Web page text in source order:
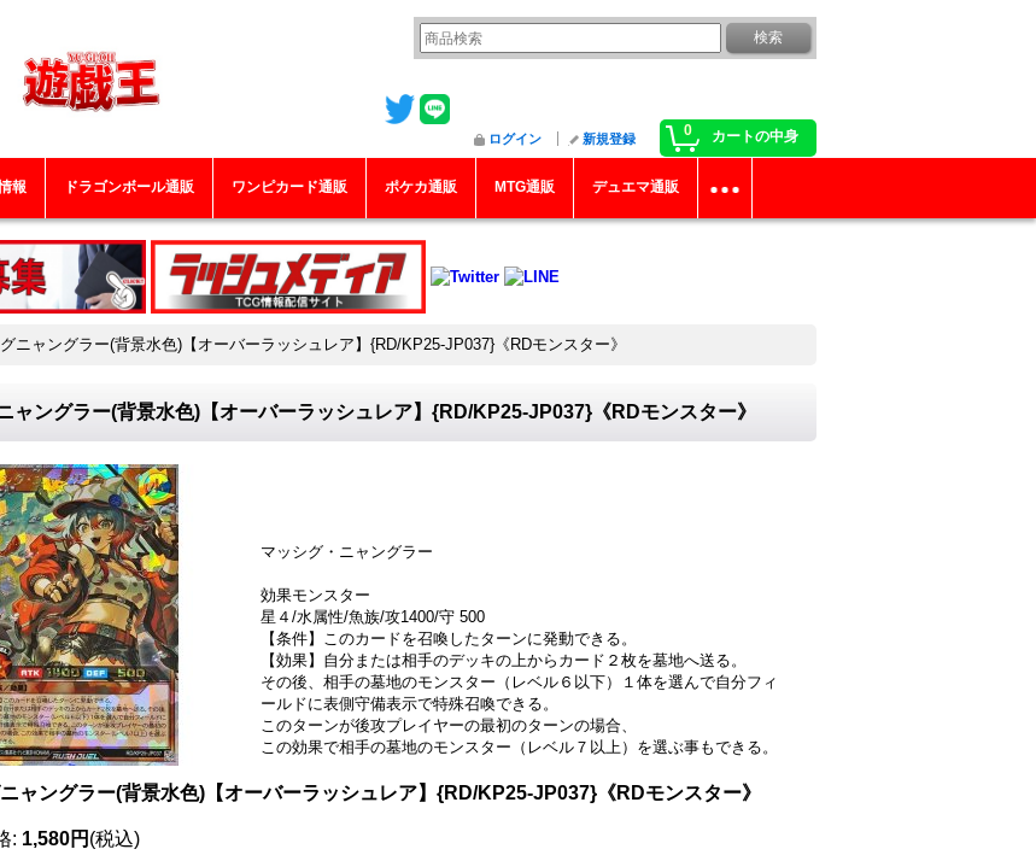
0 カートの中身
ログイン 新規登録
報 ドラゴンボール通販 ワンピカード通販 ポケカ通販 MTG通販 デュエマ通販
ニャングラー(背景水色)【オーバーラッシュレア】{RD/KP25-JP037}《RDモンスター》
ャングラー(背景水色)【オーバーラッシュレア】{RD/KP25-JP037}《RDモンスター》
マッシグ・ニャングラー
効果モンスター
星４/水属性/魚族/攻1400/守 500
【条件】このカードを召喚したターンに発動できる。
【効果】自分または相手のデッキの上からカード２枚を墓地へ送る。
その後、相手の墓地のモンスター（レベル６以下）１体を選んで自分フィ
ールドに表側守備表示で特殊召喚できる。
このターンが後攻プレイヤーの最初のターンの場合、
この効果で相手の墓地のモンスター（レベル７以上）を選ぶ事もできる。
ャングラー(背景水色)【オーバーラッシュレア】{RD/KP25-JP037}《RDモンスター》
: 1,580円 (税込)